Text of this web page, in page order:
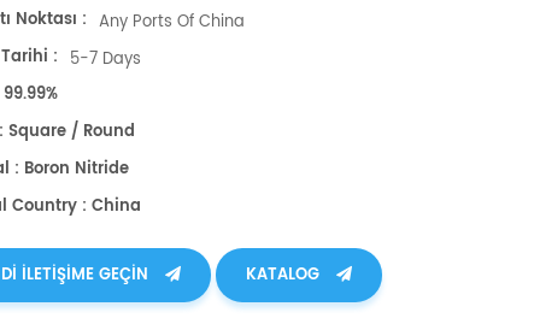
Noktası : Any Ports Of China
: 5-7 Days
Square / Round
: Boron Nitride
Country : China
ILETIŞIME GEÇIN KATALOG